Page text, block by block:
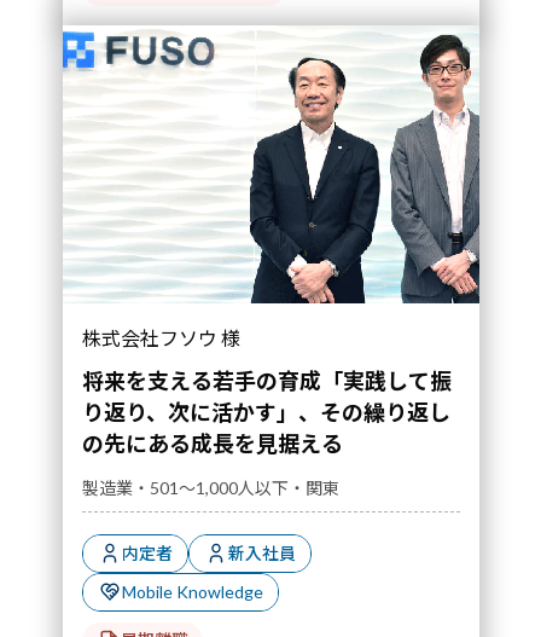
株式会社フソウ 様
将来を支える若手の育成「実践して振
り返り、次に活かす」、その繰り返し
の先にある成長を見据える
製造業・501～1,000人以下・関東
内定者
新入社員
Mobile Knowledge